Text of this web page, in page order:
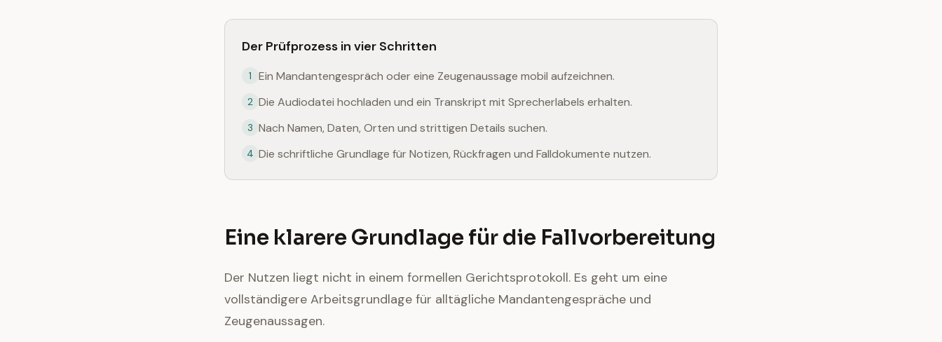
Der Prüfprozess in vier Schritten
1 Ein Mandantengespräch oder eine Zeugenaussage mobil aufzeichnen.
2 Die Audiodatei hochladen und ein Transkript mit Sprecherlabels erhalten.
3 Nach Namen, Daten, Orten und strittigen Details suchen.
4 Die schriftliche Grundlage für Notizen, Rückfragen und Falldokumente nutzen.
Eine klarere Grundlage für die Fallvorbereitung
Der Nutzen liegt nicht in einem formellen Gerichtsprotokoll. Es geht um eine
vollständigere Arbeitsgrundlage für alltägliche Mandantengespräche und
Zeugenaussagen.